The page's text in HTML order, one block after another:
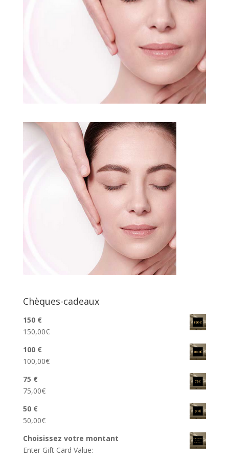
Chèques-cadeaux
150 €
150,00€
100 €
100,00€
75 €
75,00€
50 €
50,00€
Choisissez votre montant
Enter Gift Card Value: